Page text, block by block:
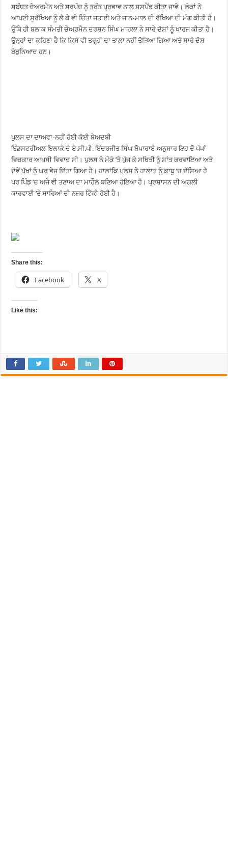
ਸਬੰਧਤ ਚੇਅਰਮੈਨ ਅਤੇ ਸਰਪੰਚ ਨੂੰ ਤੁਰੰਤ ਪ੍ਰਭਾਵ ਨਾਲ ਸਸਪੈਂਡ ਕੀਤਾ ਜਾਵੇ। ਲੋਕਾਂ ਨੇ
ਆਪਣੀ ਸੁਰੱਖਿਆ ਨੂੰ ਲੈ ਕੇ ਵੀ ਚਿੰਤਾ ਜਤਾਈ ਅਤੇ ਜਾਨ-ਮਾਲ ਦੀ ਰੱਖਿਆ ਦੀ ਮੰਗ ਕੀਤੀ ਹੈ।
ਉੱਥੇ ਹੀ ਬਲਾਕ ਸੰਮਤੀ ਚੇਅਰਮੈਨ ਦਰਸ਼ਨ ਸਿੰਘ ਮਾਹਲਾ ਨੇ ਸਾਰੇ ਦੋਸ਼ਾਂ ਨੂੰ ਖਾਰਜ ਕੀਤਾ ਹੈ।
ਉਨ੍ਹਾਂ ਦਾ ਕਹਿਣਾ ਹੈ ਕਿ ਕਿਸੇ ਵੀ ਤਰ੍ਹਾਂ ਦਾ ਤਾਲਾ ਨਹੀਂ ਤੋੜਿਆ ਗਿਆ ਅਤੇ ਸਾਰੇ ਦੋਸ਼
ਬੇਬੁਨਿਆਦ ਹਨ।
ਪੁਲਸ ਦਾ ਦਾਅਵਾ-ਨਹੀਂ ਹੋਈ ਕੋਈ ਬੇਅਦਬੀ
ਇੰਡਸਟਰੀਅਲ ਇਲਾਕੇ ਦੇ ਏ.ਸੀ.ਪੀ. ਇੰਦਰਜੀਤ ਸਿੰਘ ਬੋਪਾਰਾਏ ਅਨੁਸਾਰ ਇਹ ਦੋ ਪੱਖਾਂ
ਵਿਚਕਾਰ ਆਪਸੀ ਵਿਵਾਦ ਸੀ। ਪੁਲਸ ਨੇ ਮੌਕੇ ’ਤੇ ਪੁੱਜ ਕੇ ਸਥਿਤੀ ਨੂੰ ਸ਼ਾਂਤ ਕਰਵਾਇਆ ਅਤੇ
ਦੋਵੇਂ ਪੱਖਾਂ ਨੂੰ ਘਰ ਭੇਜ ਦਿੱਤਾ ਗਿਆ ਹੈ। ਹਾਲਾਂਕਿ ਪੁਲਸ ਨੇ ਹਾਲਾਤ ਨੂੰ ਕਾਬੂ ’ਚ ਦੱਸਿਆ ਹੈ
ਪਰ ਪਿੰਡ ’ਚ ਅਜੇ ਵੀ ਤਣਾਅ ਦਾ ਮਾਹੌਲ ਬਣਿਆ ਹੋਇਆ ਹੈ। ਪ੍ਰਸ਼ਾਸਨ ਦੀ ਅਗਲੀ
ਕਾਰਵਾਈ ’ਤੇ ਸਾਰਿਆਂ ਦੀ ਨਜ਼ਰ ਟਿੱਕੀ ਹੋਈ ਹੈ।
Share this:
Facebook X
Like this: